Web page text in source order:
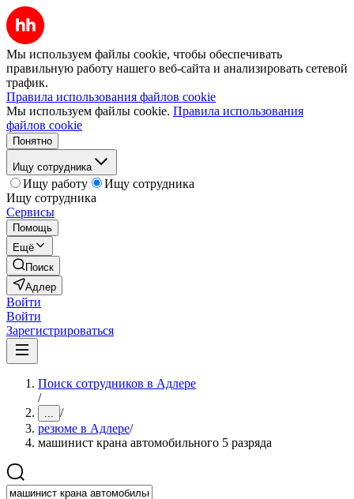
Мы используем файлы cookie, чтобы обеспечивать
правильную работу нашего веб-сайта и анализировать сетевой
трафик.
Правила использования файлов cookie
Мы используем файлы cookie. Правила использования
файлов cookie
Понятно
Ищу сотрудника
Ищу работу
Ищу сотрудника
Ищу сотрудника
Сервисы
Помощь
Ещё
Поиск
Адлер
Войти
Войти
Зарегистрироваться
Поиск сотрудников в Адлере
/
... /
резюме в Адлере/
машинист крана автомобильного 5 разряда